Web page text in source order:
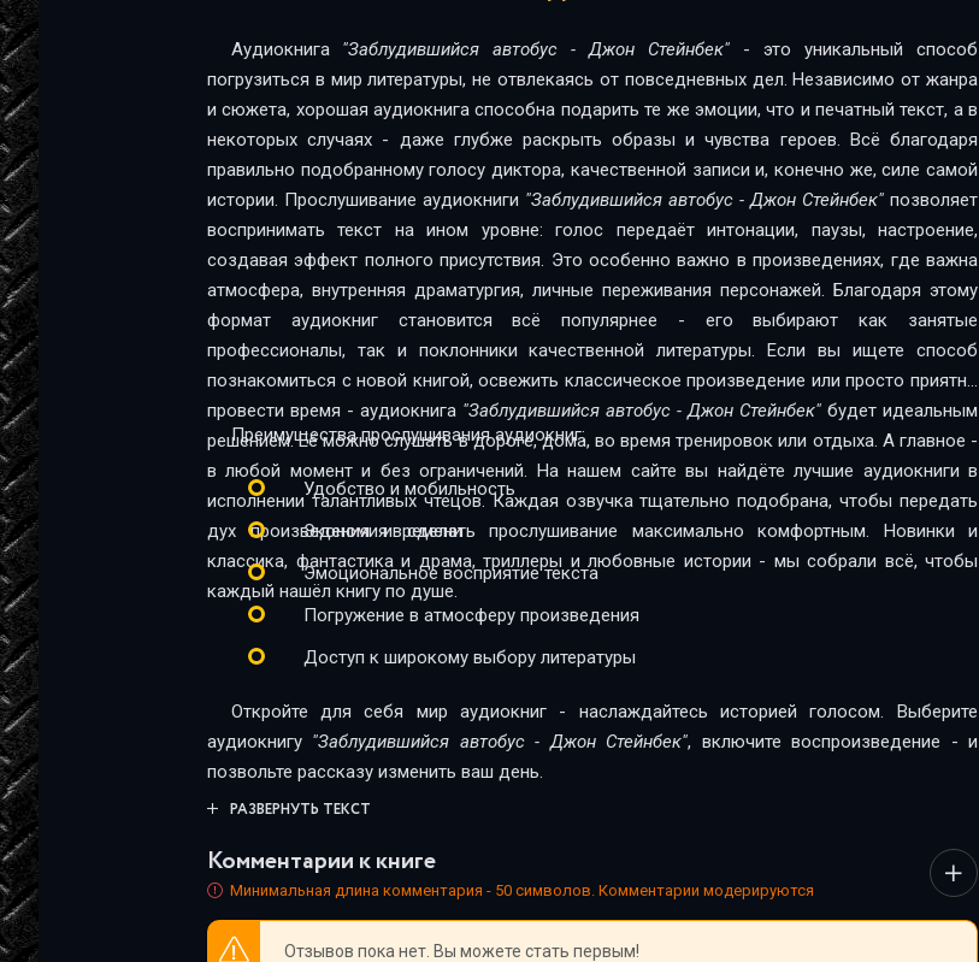
09-02-zabludivshiysya-avtobus
11-zabludivshiysya-avtobus
12-zabludivshiysya-avtobus
13-zabludivshiysya-avtobus
14-01-zabludivshiysya-avtobus
14-02-zabludivshiysya-avtobus
14-03-zabludivshiysya-avtobus
16-zabludivshiysya-avtobus
17-zabludivshiysya-avtobus
18-zabludivshiysya-avtobus
19-zabludivshiysya-avtobus
21-zabludivshiysya-avtobus
22-zabludivshiysya-avtobus
Аудиокнига "Заблудившийся автобус - Джон Стейнбек"- это уникальный способ
погрузиться в мир литературы, не отвлекаясь от повседневных дел. Независимо от жанра
и сюжета, хорошая аудиокнига способна подарить те же эмоции, что и печатный текст, а в
некоторых случаях - даже глубже раскрыть образы и чувства героев. Всё благодаря
правильно подобранному голосу диктора, качественной записи и, конечно же, силе самой
истории. Прослушивание аудиокниги "Заблудившийся автобус - Джон Стейнбек" позволяет
воспринимать текст на ином уровне: голос передаёт интонации, паузы, настроение,
создавая эффект полного присутствия. Это особенно важно в произведениях, где важна
атмосфера, внутренняя драматургия, личные переживания персонажей. Благодаря этому
формат аудиокниг становится всё популярнее - его выбирают как занятые
профессионалы, так и поклонники качественной литературы. Если вы ищете способ
познакомиться с новой книгой, освежить классическое произведение или просто приятно
провести время - аудиокнига "Заблудившийся автобус - Джон Стейнбек" будет идеальным
решением. Её можно слушать в дороге, дома, во время тренировок или отдыха. А главное -
в любой момент и без ограничений. На нашем сайте вы найдёте лучшие аудиокниги в
исполнении талантливых чтецов. Каждая озвучка тщательно подобрана, чтобы передать
дух произведения и сделать прослушивание максимально комфортным. Новинки и
классика, фантастика и драма, триллеры и любовные истории - мы собрали всё, чтобы
каждый нашёл книгу по душе.
Преимущества прослушивания аудиокниг:
Удобство и мобильность
Экономия времени
Эмоциональное восприятие текста
Погружение в атмосферу произведения
Доступ к широкому выбору литературы
Откройте для себя мир аудиокниг - наслаждайтесь историей голосом. Выберите
аудиокнигу "Заблудившийся автобус - Джон Стейнбек", включите воспроизведение - и
позвольте рассказу изменить ваш день.
РАЗВЕРНУТЬ ТЕКСТ
Комментарии к книге
Минимальная длина комментария - 50 символов. Комментарии модерируются
Отзывов пока нет. Вы можете стать первым!